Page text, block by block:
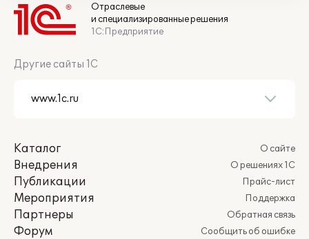
Отраслевые
и специализированные решения
1С:Предприятие
Другие сайты 1С
Каталог
Внедрения
Публикации
Мероприятия
Партнеры
Форум
О сайте
О решениях 1С
Прайс-лист
Поддержка
Обратная связь
Сообщить об ошибке